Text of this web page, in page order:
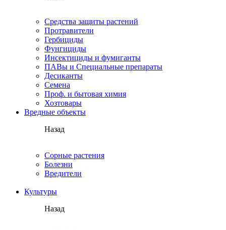
Средства защиты растений
Протравители
Гербициды
Фунгициды
Инсектициды и фумиганты
ПАВы и Специальные препараты
Десиканты
Семена
Проф. и бытовая химия
Хозтовары
Вредные объекты
Назад
Сорные растения
Болезни
Вредители
Культуры
Назад